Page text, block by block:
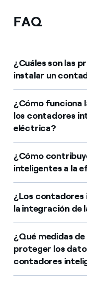
FAQ
¿Cuáles son las
instalar un
¿Cómo funciona
los contadores
eléctrica?
¿Cómo
inteligentes a la
¿Los contadores
la integración de
¿Qué medidas
proteger los
contadores